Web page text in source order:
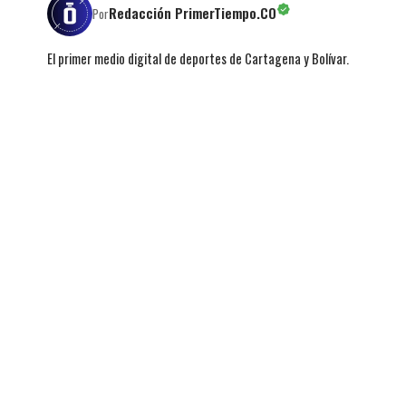
PorRedacción PrimerTiempo.CO
El primer medio digital de deportes de Cartagena y Bolívar.